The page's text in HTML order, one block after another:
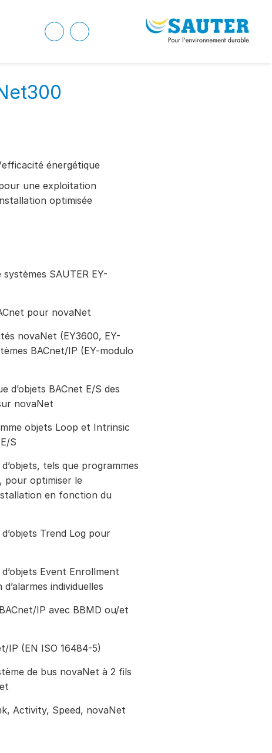
énergétique
une exploitation
optimisée
SAUTER EY-
pour novaNet
novaNet (EY3600, EY-
BACnet/IP (EY-modulo
d’objets BACnet E/S des
novaNet
objets Loop et Intrinsic
S
tels que programmes
pour optimiser le
en fonction du
Trend Log pour
Event Enrollment
individuelles
IP avec BBMD ou/et
IP (EN ISO 16484-5)
de bus novaNet à 2 fils
Activity, Speed, novaNet